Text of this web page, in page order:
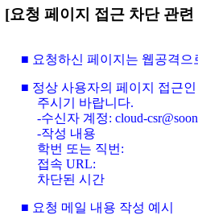
[요청 페이지 접근 차단 관
■ 요청하신 페이지는 웹공격
■ 정상 사용자의 페이지 접근
주시기 바랍니다.
-수신자 계정: cloud-
-작성 내용
학번 또는 직번:
접속 URL:
차단된 시간
■ 요청 메일 내용 작성 예시